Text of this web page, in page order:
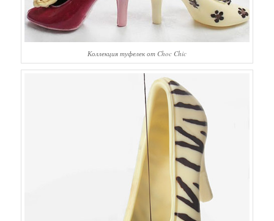
Коллекция туфелек от Choc Chic